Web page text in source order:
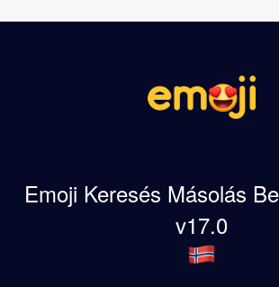
Emoji Keresés Másolás
v17.0